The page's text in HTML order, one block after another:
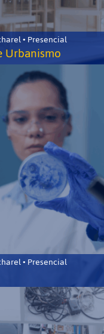
• Presencial
• Presencial